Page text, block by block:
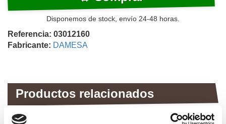
Disponemos de stock, envío 24-48 horas.
Referencia: 03012160
Fabricante: DAMESA
Productos relacionados